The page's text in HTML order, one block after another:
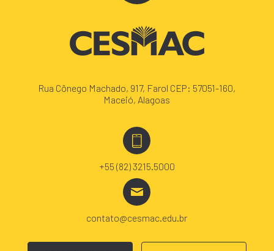
Rua Cônego Machado, 917, Farol CEP: 57051-160,
Maceió, Alagoas
+55 (82) 3215.5000
contato@cesmac.edu.br